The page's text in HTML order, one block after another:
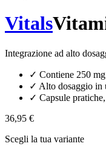
Vitals
Integrazione ad alto
✓ Contiene 250
✓ Alto dosaggio in
✓ Capsule
36,95 €
Scegli la tua variante